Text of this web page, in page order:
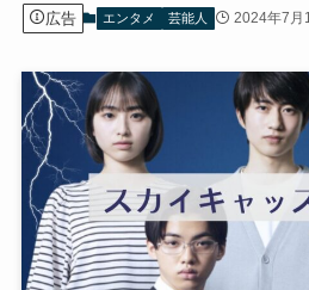
広告 エンタメ 芸能人 2024年7月